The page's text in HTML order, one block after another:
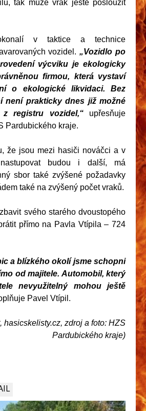
tak může vrak ještě posloužit
v taktice a technice
vozidel.„Vozidlo po
výcviku je ekologicky
firmou, která vystaví
o ekologické likvidaci. Bez
není prakticky dnes již možné
registru vozidel,“
upřesňuje
Pardubického kraje.
že jsou mezi hasiči nováčci a v
budou i další, má
sbor také zvýšené požadavky
také na zvýšený počet vraků.
svého starého dvoustopého
přímo na Pavla Vtípila – 724
a blízkého okolí jsme schopni
od majitele. Automobil, který
nevyužitelný mohou ještě
Pavel Vtípil.
hasicskelisty.cz, zdroj a foto: HZS
Pardubického kraje)